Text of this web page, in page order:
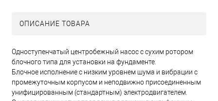
ОПИСАНИЕ ТОВАРА
Одноступенчатый центробежный насос с сухим ротором
блочного типа для установки на фундаменте.
Блочное исполнение с низким уровнем шума и вибрации с
промежуточным корпусом и неподвижно присоединенным
унифицированным (стандартным) электродвигателем.